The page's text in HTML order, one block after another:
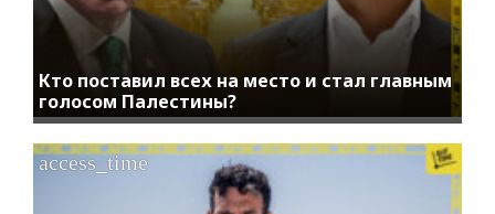
Кто поставил всех на место и стал главным
голосом Палестины?
access_time